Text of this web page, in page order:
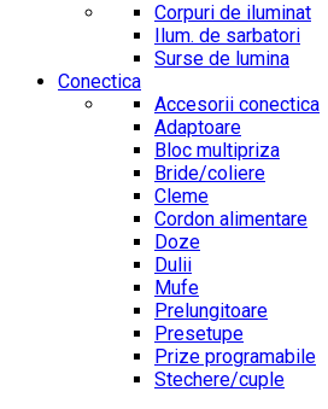
Corpuri de iluminat
Ilum. de sarbatori
Surse de lumina
Conectica
Accesorii conectica
Adaptoare
Bloc multipriza
Bride/coliere
Cleme
Cordon alimentare
Doze
Dulii
Mufe
Prelungitoare
Presetupe
Prize programabile
Stechere/cuple